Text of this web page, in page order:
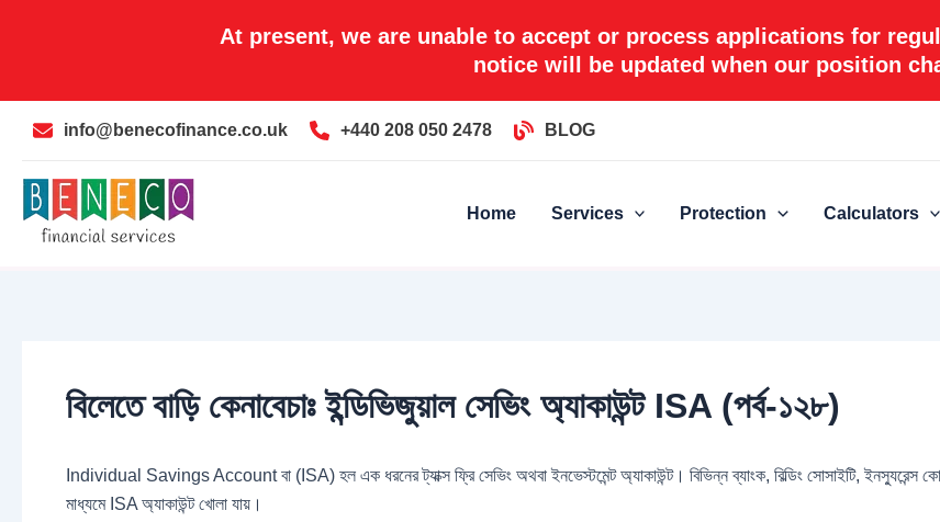
At present, we are unable to accept or process applications for
notice will be updated when our position
info@benecofinance.co.uk +440 208 050 2478 BLOG
Home Services Protection Calculators
বিলেতে বাড়ি কেনাবেচাঃ ইন্ডিভিজুয়াল সেভিং অ্যাকাউন্ট ISA (পর্ব-১২৮)
Individual Savings Account বা (ISA) হল এক ধরনের ট্যাক্স ফ্রি সেভিং অথবা ইনভেস্টমেন্ট অ্যাকাউন্ট। বিভিন্ন ব্যাংক, বিল্ডিং সোসাইটি, ইনস্যুরেন্স
মাধ্যমে ISA অ্যাকাউন্ট খোলা যায়।